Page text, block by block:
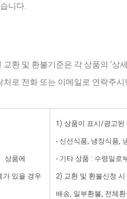
니다.
교환 및 환불기준은 각 상품의 '상
처로 전화 또는 이메일로 연락주
상품에
가 있을 경우
1) 상품이 표시/광고된
- 신선식품, 냉장식품,
- 기타 상품 : 수령일로
2) 교환 및 환불신청
배송, 일부환불, 전체